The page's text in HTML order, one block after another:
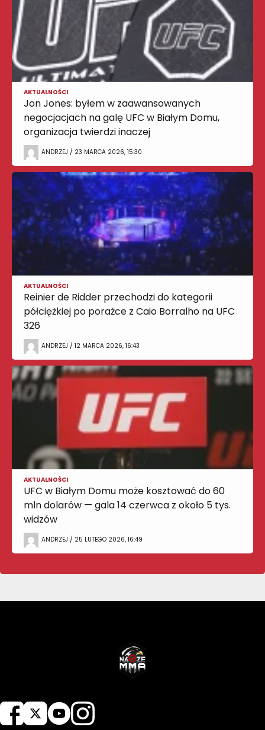
AKTUALNOŚCI
Jon Jones: byłem w zaawansowanych
negocjacjach na galę UFC w Białym Domu,
organizacja twierdzi inaczej
ANDRZEJ / 23 MARCA 2026, 15:30
AKTUALNOŚCI
Reinier de Ridder przechodzi do kategorii
półciężkiej po porażce z Caio Borralho na UFC
326
ANDRZEJ / 12 MARCA 2026, 16:43
AKTUALNOŚCI
UFC w Białym Domu może kosztować do 60
mln dolarów — gala 14 czerwca z około 5 tys.
widzów
ANDRZEJ / 25 LUTEGO 2026, 16:49